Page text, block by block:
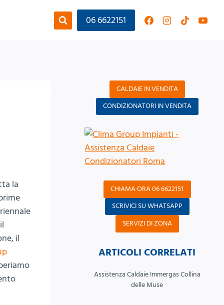
06 6622151
la
il
CALDAIE IN VENDITA
CONDIZIONATORI IN VENDITA
CHIAMA ORA 06 6622151
SCRIVICI SU WHATSAPP
SERVIZI DI ZONA
ARTICOLI CORRELATI
Assistenza Caldaie Immergas Collina
delle Muse